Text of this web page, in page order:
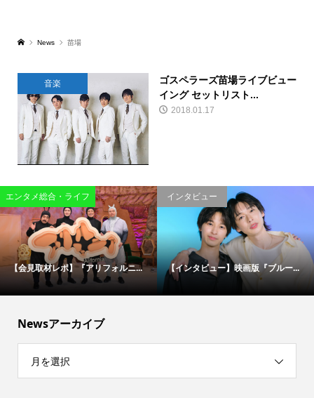
News 苗場
音楽
ゴスペラーズ苗場ライブビュー
イング セットリスト...
2018.01.17
エンタメ総合・ライフ
【会見取材レポ】『アリフォルニ...
インタビュー
【インタビュー】映画版『ブルー...
Newsアーカイブ
月を選択